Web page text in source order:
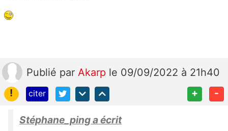
Publié par Akarp le 09/09/2022 à 21h40
!
citer + -
Stéphane_ping a écrit